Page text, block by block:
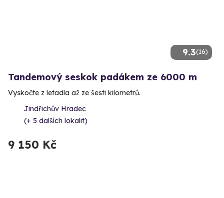
9.3(16)
Tandemový seskok padákem ze 6000 m
Vyskočte z letadla až ze šesti kilometrů.
Jindřichův Hradec
(+ 5 dalších lokalit)
9 150 Kč